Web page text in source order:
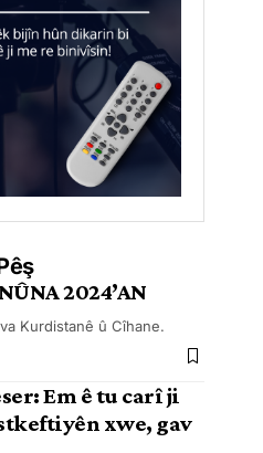
2024’AN
Kurdistanê û Cîhane.
Em ê tu carî ji
xwe, gav